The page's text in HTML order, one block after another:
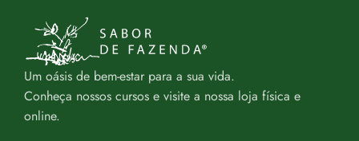
Um oásis de bem-estar para a sua vida.
Conheça nossos cursos e visite a nossa loja física e
online.